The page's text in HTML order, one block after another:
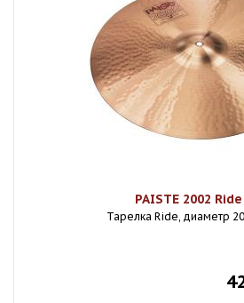
PAISTE 2002
Тарелка Ride, диаметр